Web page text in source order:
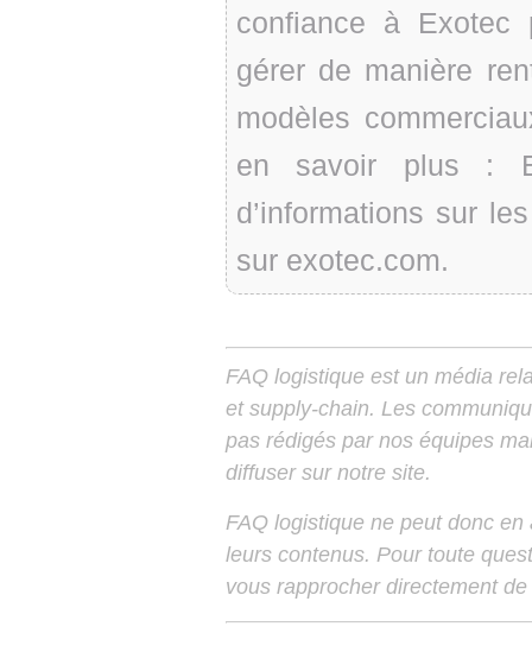
confiance à Exotec
gérer de manière
modèles
en savoir plus :
d’informations sur
sur exotec.com.
FAQ logistique est un média
et supply-chain. Les
pas rédigés par nos équipes
diffuser sur notre site.
FAQ logistique ne peut donc
leurs contenus. Pour toute
vous rapprocher directement